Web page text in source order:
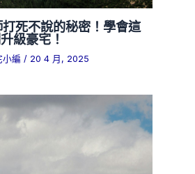
死不說的秘密！學會這
級豪宅！
小編/ 20 4 月, 2025